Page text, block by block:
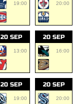
19:00 20:00
20 SEP
13:00
20 SEP
16:00
20 SEP
19:00
20 SEP
20:00